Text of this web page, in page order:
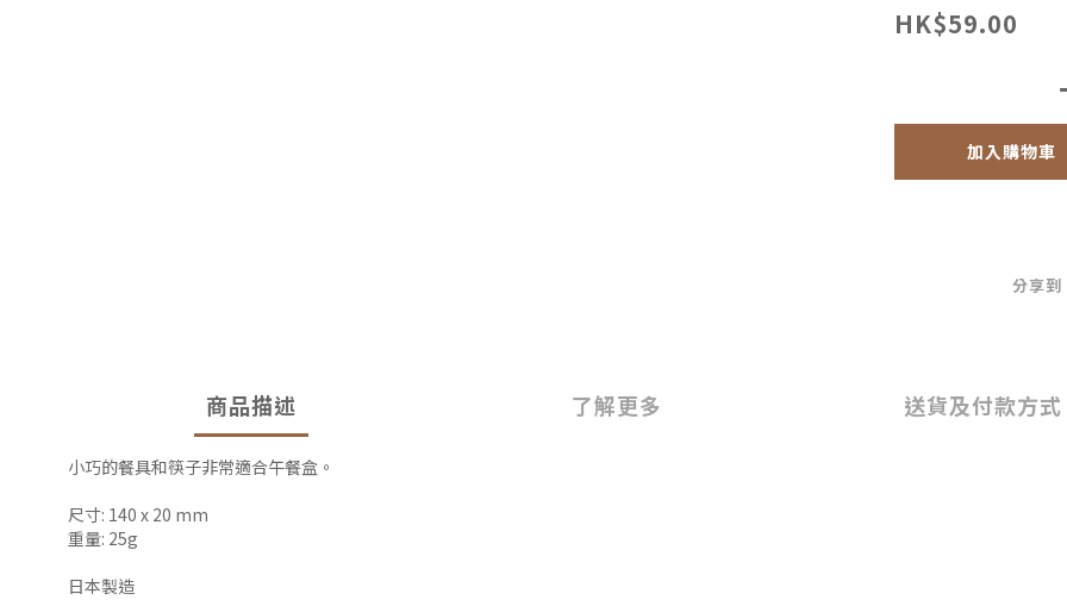
HK$59.00
加入購物車
分享到
商品描述 了解更多 送貨及付款方式
小巧的餐具和筷子非常適合午餐盒。
尺寸: 140 x 20 mm
重量: 25g
日本製造